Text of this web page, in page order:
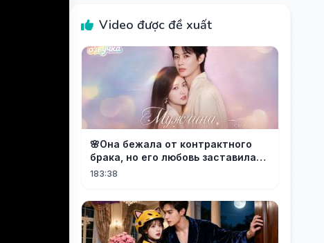
Video được đề xuất
🌸Она бежала от контрактного
брака, но его любовь заставила
её понять: он — тот самый!
183:38